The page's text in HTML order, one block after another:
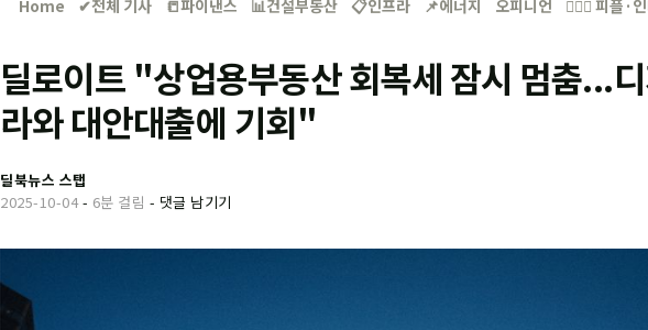
Home ✔︎전체 기사 📒파이낸스 📊건설부동산 📋인프라 📌에너지 오피니언 🙋🏻‍♂️ 피플·
딜로이트 "상업용부동산 회복세 잠시 멈춤...
라와 대안대출에 기회"
딜북뉴스 스탭
2025-10-04- 6분 걸림 - 댓글 남기기